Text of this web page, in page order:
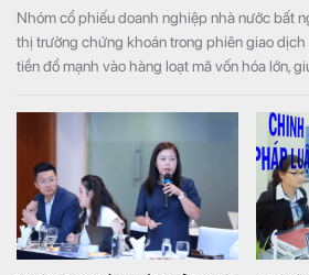
Nhóm cổ phiếu doanh nghiệp nhà nước bất
thị trường chứng khoán trong phiên giao
tiền đổ mạnh vào hàng loạt mã vốn hóa lớn,
trong sắc đỏ.